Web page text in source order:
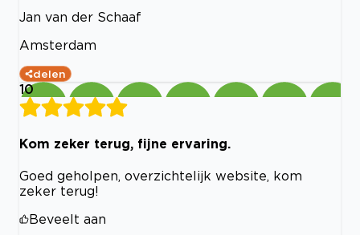
Jan van der Schaaf
Amsterdam
delen
10
Kom zeker terug, fijne ervaring.
Goed geholpen, overzichtelijk website, kom
zeker terug!
Beveelt aan